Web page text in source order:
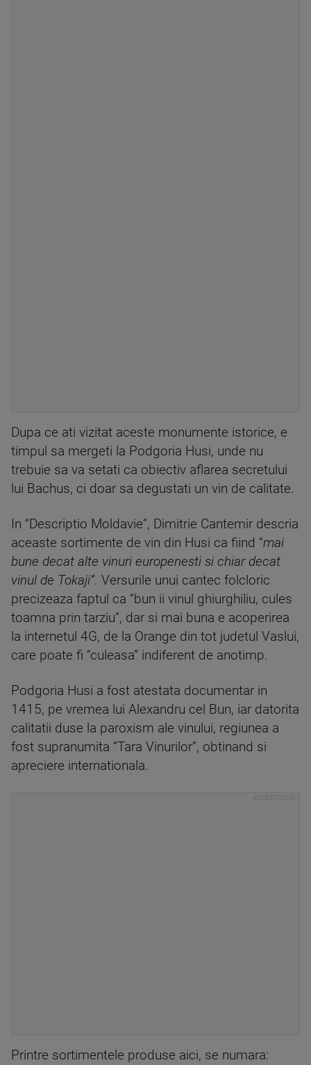
Dupa ce ati vizitat aceste monumente istorice, e
timpul sa mergeti la Podgoria Husi, unde nu
trebuie sa va setati ca obiectiv aflarea secretului
lui Bachus, ci doar sa degustati un vin de calitate.
In “Descriptio Moldavie”, Dimitrie Cantemir descria
aceaste sortimente de vin din Husi ca fiind “mai
bune decat alte vinuri europenesti si chiar decat
vinul de Tokaji”. Versurile unui cantec folcloric
precizeaza faptul ca “bun ii vinul ghiurghiliu, cules
toamna prin tarziu”, dar si mai buna e acoperirea
la internetul 4G, de la Orange din tot judetul Vaslui,
care poate fi “culeasa” indiferent de anotimp.
Podgoria Husi a fost atestata documentar in
1415, pe vremea lui Alexandru cel Bun, iar datorita
calitatii duse la paroxism ale vinului, regiunea a
fost supranumita “Tara Vinurilor”, obtinand si
apreciere internationala.
Printre sortimentele produse aici, se numara: